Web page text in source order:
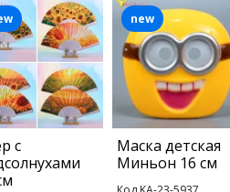
с
Маска детская
Миньон 16 см
new